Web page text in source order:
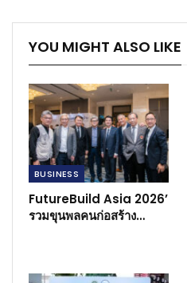
YOU MIGHT ALSO LIKE
BUSINESS​
FutureBuild Asia 2026’
รวมขุนพลคนก่อสร้าง…